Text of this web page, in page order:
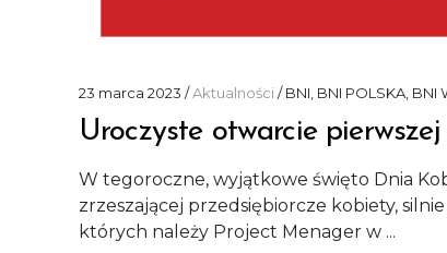
23 marca 2023 Aktualności BNI, BNI POLSKA, BNI
Uroczyste otwarcie
W tegoroczne, wyjątkowe święto Dnia
zrzeszającej przedsiębiorcze kobiety,
których należy Project Menager w